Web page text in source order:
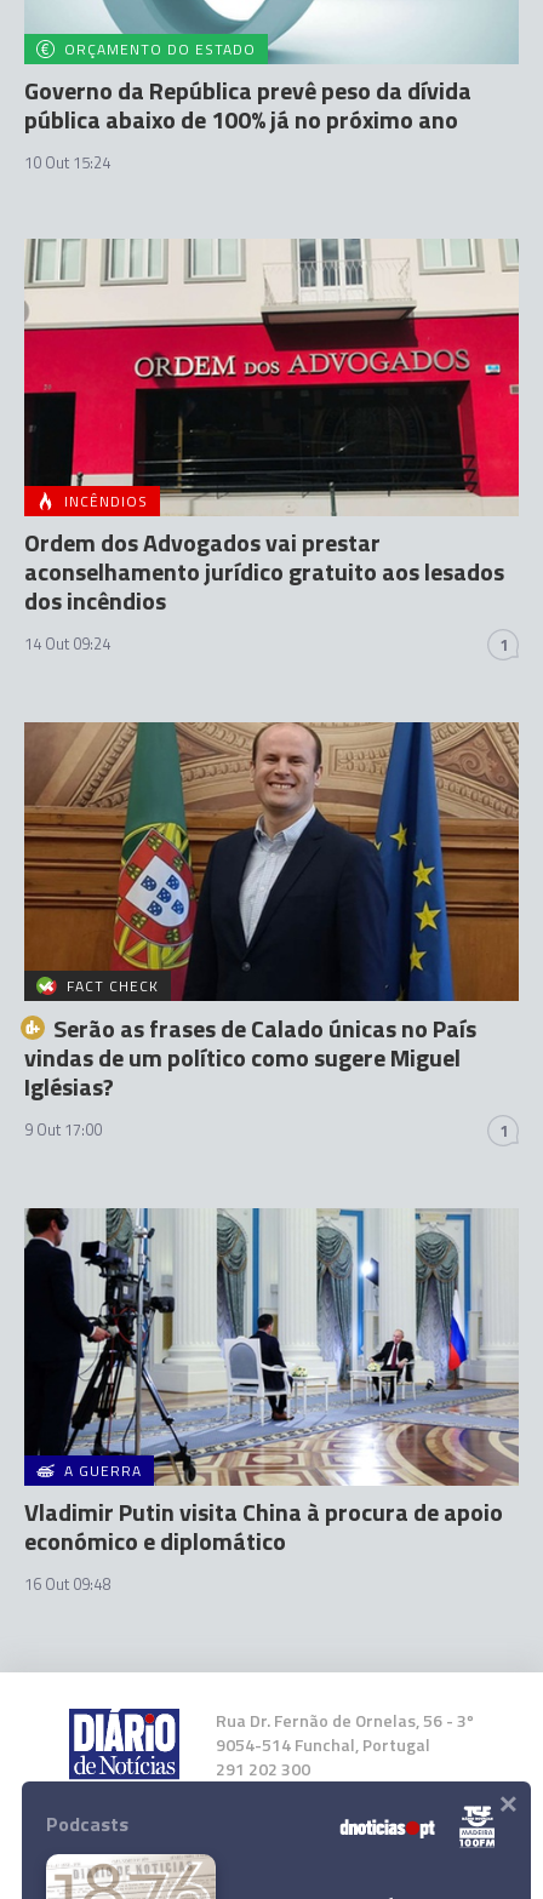
ORÇAMENTO DO ESTADO
Governo da República prevê peso da dívida
pública abaixo de 100% já no próximo ano
10 Out 15:24
INCÊNDIOS
Ordem dos Advogados vai prestar
aconselhamento jurídico gratuito aos lesados
dos incêndios
14 Out 09:24 1
FACT CHECK
Serão as frases de Calado únicas no País
vindas de um político como sugere Miguel
Iglésias?
9 Out 17:00 1
A GUERRA
Vladimir Putin visita China à procura de apoio
económico e diplomático
16 Out 09:48
Rua Dr. Fernão de Ornelas, 56 - 3º
9054-514 Funchal, Portugal
291 202 300
Instale a nossa App
Podcasts ×